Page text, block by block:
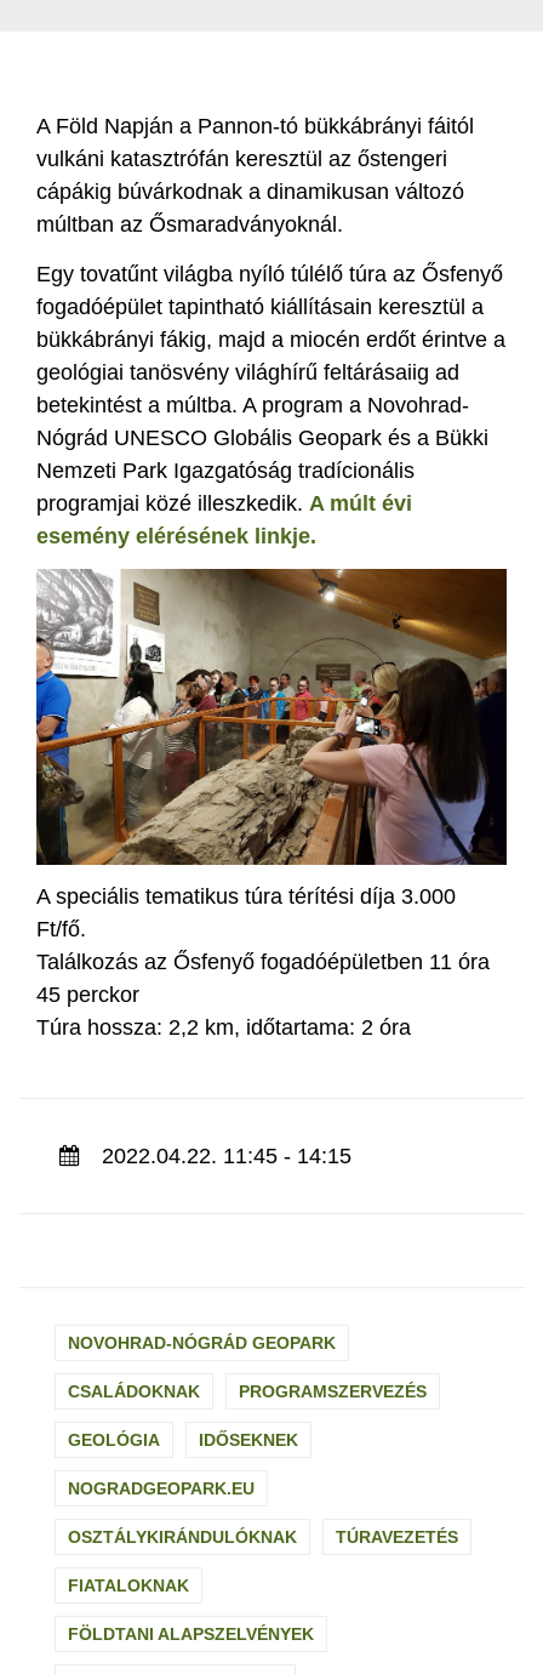
A Föld Napján a Pannon-tó bükkábrányi fáitól
vulkáni katasztrófán keresztül az őstengeri
cápákig búvárkodnak a dinamikusan változó
múltban az Ősmaradványoknál.
Egy tovatűnt világba nyíló túlélő túra az Ősfenyő
fogadóépület tapintható kiállításain keresztül a
bükkábrányi fákig, majd a miocén erdőt érintve a
geológiai tanösvény világhírű feltárásaiig ad
betekintést a múltba. A program a Novohrad-
Nógrád UNESCO Globális Geopark és a Bükki
Nemzeti Park Igazgatóság tradícionális
programjai közé illeszkedik. A múlt évi
esemény elérésének linkje.
A speciális tematikus túra térítési díja 3.000
Ft/fő.
Találkozás az Ősfenyő fogadóépületben 11 óra
45 perckor
Túra hossza: 2,2 km, időtartama: 2 óra
2022.04.22. 11:45 - 14:15
NOVOHRAD-NÓGRÁD GEOPARK
CSALÁDOKNAK PROGRAMSZERVEZÉS
GEOLÓGIA IDŐSEKNEK
NOGRADGEOPARK.EU
OSZTÁLYKIRÁNDULÓKNAK TÚRAVEZETÉS
FIATALOKNAK
FÖLDTANI ALAPSZELVÉNYEK